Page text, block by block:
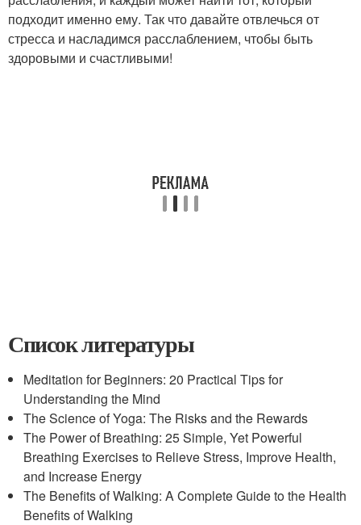
подходит именно ему. Так что давайте отвлечься от
стресса и насладимся расслаблением, чтобы быть
здоровыми и счастливыми!
Список литературы
Meditation for Beginners: 20 Practical Tips for
Understanding the Mind
The Science of Yoga: The Risks and the Rewards
The Power of Breathing: 25 Simple, Yet Powerful
Breathing Exercises to Relieve Stress, Improve Health,
and Increase Energy
The Benefits of Walking: A Complete Guide to the Health
Benefits of Walking